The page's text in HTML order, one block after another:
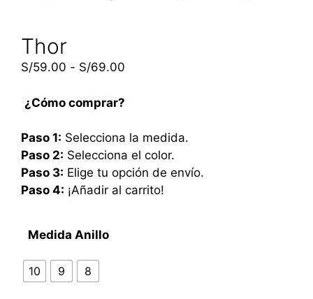
Thor
S/59.00 - S/69.00
¿Cómo comprar?
Paso 1: Selecciona la medida.
Paso 2: Selecciona el color.
Paso 3: Elige tu opción de envío.
Paso 4: ¡Añadir al carrito!
Medida Anillo
10 9 8